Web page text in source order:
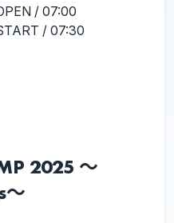
/ 07:00
/ 07:30
2025 ～
～